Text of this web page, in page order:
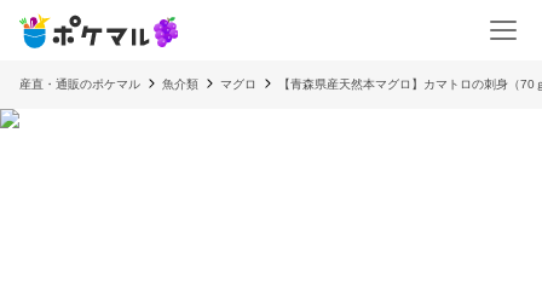
産直・通販のポケマル 魚介類 マグロ 【青森県産天然本マグロ】カマトロの刺身（70